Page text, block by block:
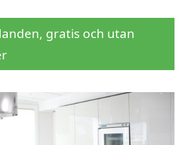
gratis och utan